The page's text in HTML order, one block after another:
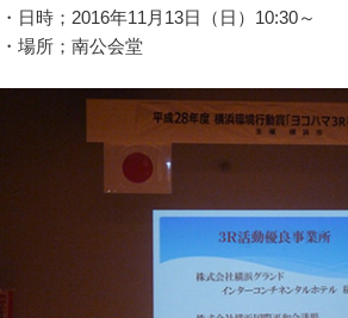
・日時；2016年11月13日（日）10:30～
・場所；南公会堂